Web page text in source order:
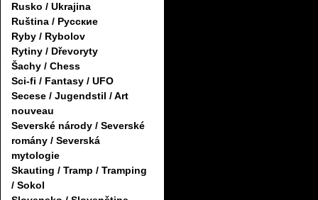
Rusko / Ukrajina
Ruština / Русские
Ryby / Rybolov
Rytiny / Dřevoryty
Šachy / Chess
Sci-fi / Fantasy / UFO
Secese / Jugendstil / Art
nouveau
Severské národy / Severské
romány / Severská
mytologie
Skauting / Tramp / Tramping
/ Sokol